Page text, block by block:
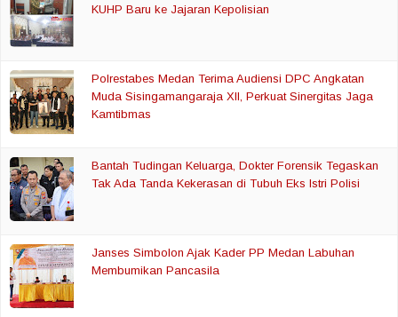
KUHP Baru ke Jajaran Kepolisian
Polrestabes Medan Terima Audiensi DPC Angkatan
Muda Sisingamangaraja XII, Perkuat Sinergitas Jaga
Kamtibmas
Bantah Tudingan Keluarga, Dokter Forensik Tegaskan
Tak Ada Tanda Kekerasan di Tubuh Eks Istri Polisi
Janses Simbolon Ajak Kader PP Medan Labuhan
Membumikan Pancasila